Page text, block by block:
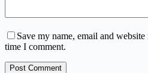
Save my name, email and
time I comment.
Post Comment